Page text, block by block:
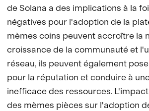
de Solana a des implications à la
négatives pour l'adoption de la
mèmes coins peuvent accroître la
croissance de la communauté et
réseau, ils peuvent également
pour la réputation et conduire à
inefficace des ressources.
des mèmes pièces sur l'adoption